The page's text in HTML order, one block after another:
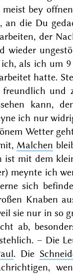
bey
an die Du
der
wieder
als ich um
hatte.
und
kann,
ich nur
Wetter
Malchen
ist mit dem
meynte ich
sich
Knaben
sie nur in so
ab,
– Die
. Die